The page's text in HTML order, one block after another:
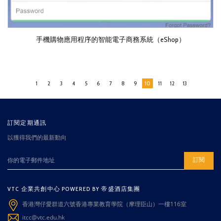
手機購物應用程序的智能電子商務系統（eShop）
1 2 3 4 5 6 7 8 9 10 11 12 13
訂閱定期通訊
以獲得我們的最新動向
訂閱
VTC 企業共創中心 POWERED BY 帝盛酒店集團
香港灣仔愛群道六號香港專業教育學院（摩理臣山）一樓116室
itcc@vtc.edu.hk